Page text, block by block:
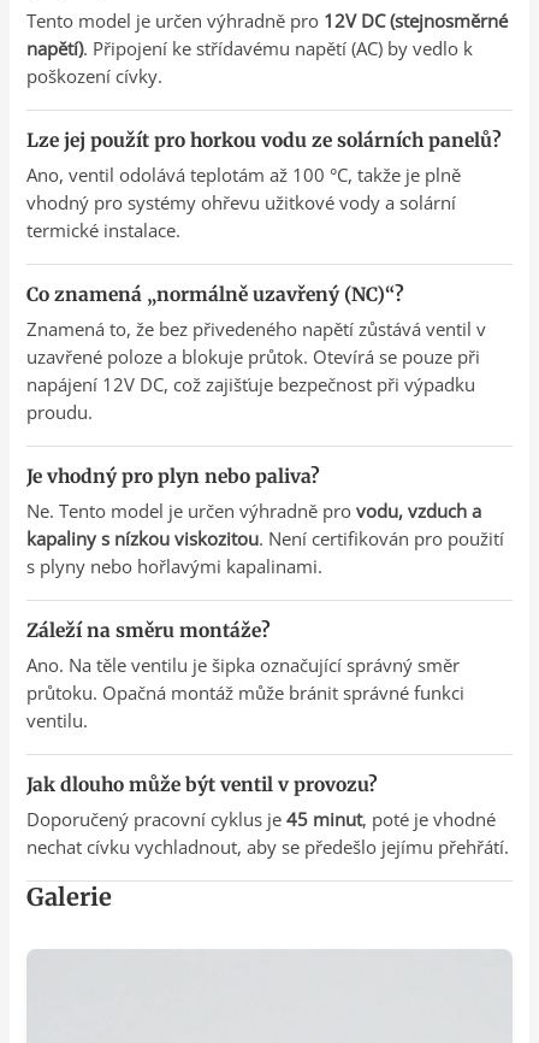
Tento model je určen výhradně pro 12V DC (stejnosměrné
napětí). Připojení ke střídavému napětí (AC) by vedlo k
poškození cívky.
Lze jej použít pro horkou vodu ze solárních panelů?
Ano, ventil odolává teplotám až 100 °C, takže je plně
vhodný pro systémy ohřevu užitkové vody a solární
termické instalace.
Co znamená „normálně uzavřený (NC)“?
Znamená to, že bez přivedeného napětí zůstává ventil v
uzavřené poloze a blokuje průtok. Otevírá se pouze při
napájení 12V DC, což zajišťuje bezpečnost při výpadku
proudu.
Je vhodný pro plyn nebo paliva?
Ne. Tento model je určen výhradně provodu, vzduch a
kapaliny s nízkou viskozitou. Není certifikován pro použití
s plyny nebo hořlavými kapalinami.
Záleží na směru montáže?
Ano. Na těle ventilu je šipka označující správný směr
průtoku. Opačná montáž může bránit správné funkci
ventilu.
Jak dlouho může být ventil v provozu?
Doporučený pracovní cyklus je45 minut, poté je vhodné
nechat cívku vychladnout, aby se předešlo jejímu přehřátí.
Galerie